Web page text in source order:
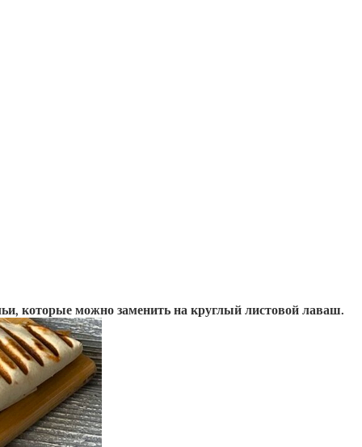
которые можно заменить на круглый листовой лаваш.